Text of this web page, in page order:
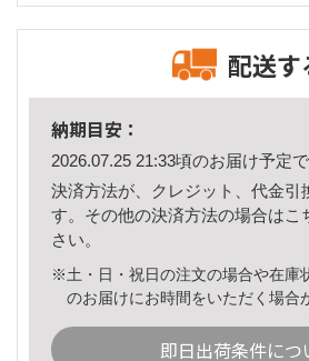
配送す
納期目安：
2026.07.25 21:33頃のお届け予定で
決済方法が、クレジット、代金引
す。その他の決済方法の場合はこ
さい。
※土・日・祝日の注文の場合や在庫
のお届けにお時間をいただく場合
即日出荷条件につ